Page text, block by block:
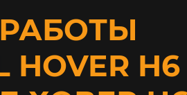
HOVER H6